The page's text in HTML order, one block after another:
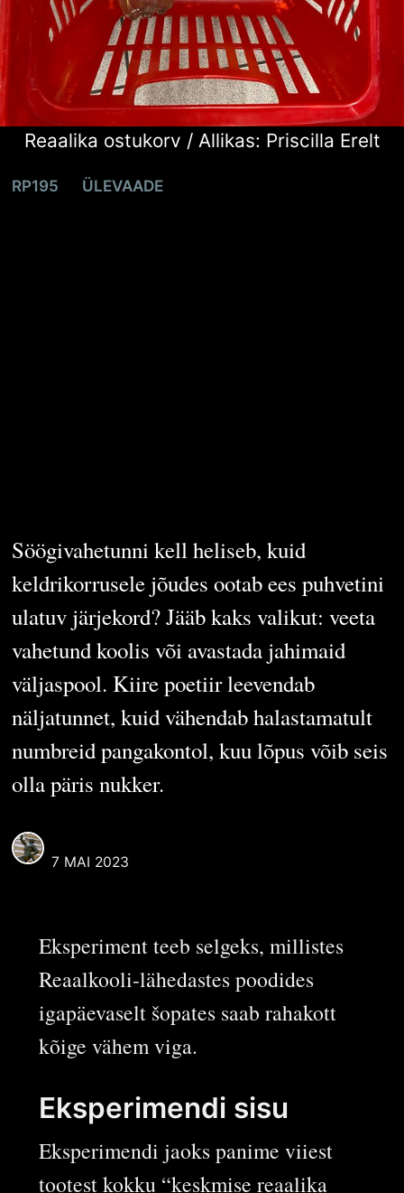
Reaalika ostukorv / Allikas: Priscilla Erelt
RP195 ÜLEVAADE
Söögivahetunni kell heliseb, kuid
keldrikorrusele jõudes ootab ees puhvetini
ulatuv järjekord? Jääb kaks valikut: veeta
vahetund koolis või avastada jahimaid
väljaspool. Kiire poetiir leevendab
näljatunnet, kuid vähendab halastamatult
numbreid pangakontol, kuu lõpus võib seis
olla päris nukker.
7 MAI 2023
Eksperiment teeb selgeks, millistes
Reaalkooli-lähedastes poodides
igapäevaselt šopates saab rahakott
kõige vähem viga.
Eksperimendi sisu
Eksperimendi jaoks panime viiest
tootest kokku “keskmise reaalika